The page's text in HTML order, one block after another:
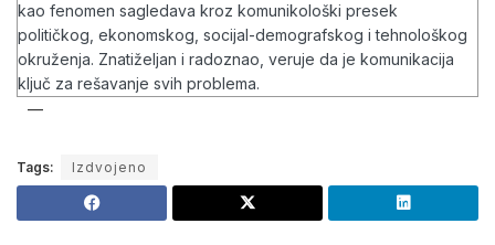
kao fenomen sagledava kroz komunikološki presek
političkog, ekonomskog, socijal-demografskog i tehnološkog
okruženja. Znatiželjan i radoznao, veruje da je komunikacija
ključ za rešavanje svih problema.
Tags: Izdvojeno